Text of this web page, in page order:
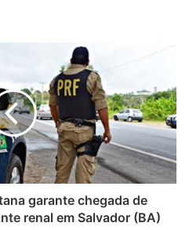
garante chegada de
renal em Salvador (BA)